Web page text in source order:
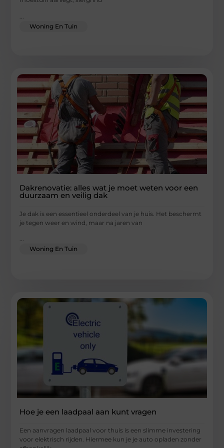
Woning En Tuin
Dakrenovatie: alles wat je moet weten voor een
duurzaam en veilig dak
Je dak is een essentieel onderdeel van je huis. Het beschermt
je tegen weer en wind, maar na jaren van
...
Woning En Tuin
Hoe je een laadpaal aan kunt vragen
Een aanvragen laadpaal voor thuis is een slimme investering
voor elektrisch rijden. Hiermee kun je je auto opladen zonder